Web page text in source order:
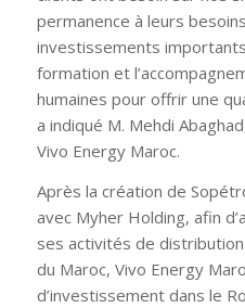
permanence à leurs
investissements
formation et
humaines pour offrir une
a indiqué M. Mehdi
Vivo Energy Maroc.
Après la création de
avec Myher Holding, afin
ses activités de
du Maroc, Vivo Energy
d’investissement dans le